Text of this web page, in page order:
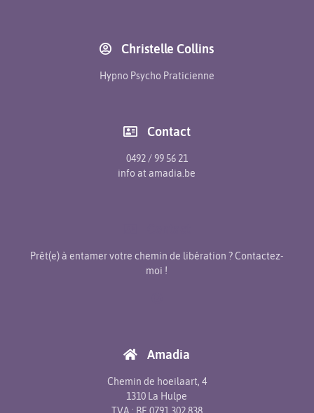
Christelle Collins
Hypno Psycho Praticienne
Contact
0492 / 99 56 21
info at amadia.be
Prêt(e) à entamer votre chemin de libération ? Contactez-
moi !
Amadia
Chemin de hoeilaart, 4
1310 La Hulpe
TVA : BE 0791.302.838